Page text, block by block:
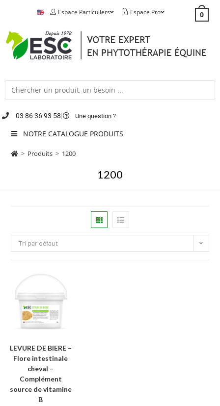
Espace Particuliers Espace Pro 0
03 86 36 93 58 Une question ?
NOTRE CATALOGUE PRODUITS
> Produits > 1200
1200
Tri par défaut
LEVURE DE BIERE –
Flore intestinale
cheval –
Complément
source de vitamine
B